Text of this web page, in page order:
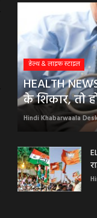
हेल्थ & लाइफ स्टाइल
HEALTH
के शिकार, तो
Hindi Khabarwaala